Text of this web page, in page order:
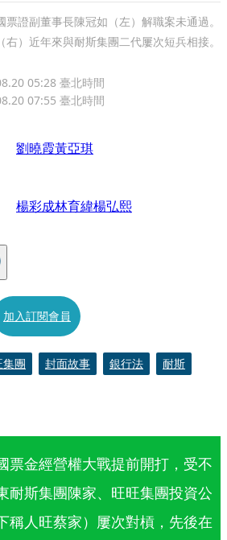
票證副董事長陳冠如（左）解職案未通過。
）近年來與耐斯集團二代屢次短兵相接。
05:28 臺北時間
07:55 臺北時間
劉曉霞黃亞琪
楊彩成林育緯楊弘熙
加入訂閱會員
集團 封面故事 銀行法
耐斯
票金經營權大戰提前開打，受不
耐斯集團陳家、旺旺集團投資公
稱人旺蔡家）屢次對槓，先後在